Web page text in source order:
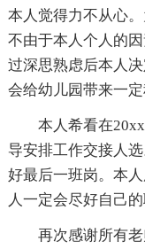
本人觉得力不从心
不由于本人个人的
过深思熟虑后本人
会给幼儿园带来一
本人希看在
导安排工作交接人
好最后一班岗。本
人一定会尽好自己
再次感谢所有